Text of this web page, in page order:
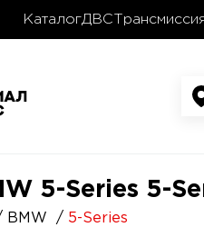
КаталогДВС
5-Series 5-
BMW 5-Series